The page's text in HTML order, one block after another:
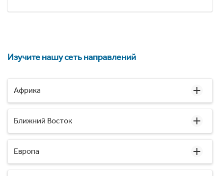
Изучите нашу сеть направлений
Африка
Ближний Восток
Европа